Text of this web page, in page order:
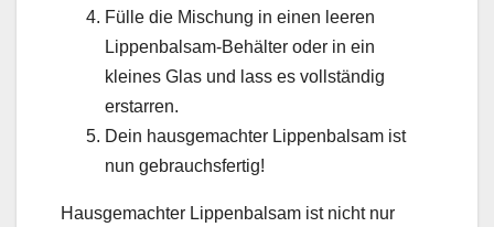
Fülle die Mischung in einen leeren
Lippenbalsam-Behälter oder in ein
kleines Glas und lass es vollständig
erstarren.
Dein hausgemachter Lippenbalsam ist
nun gebrauchsfertig!
Hausgemachter Lippenbalsam ist nicht nur